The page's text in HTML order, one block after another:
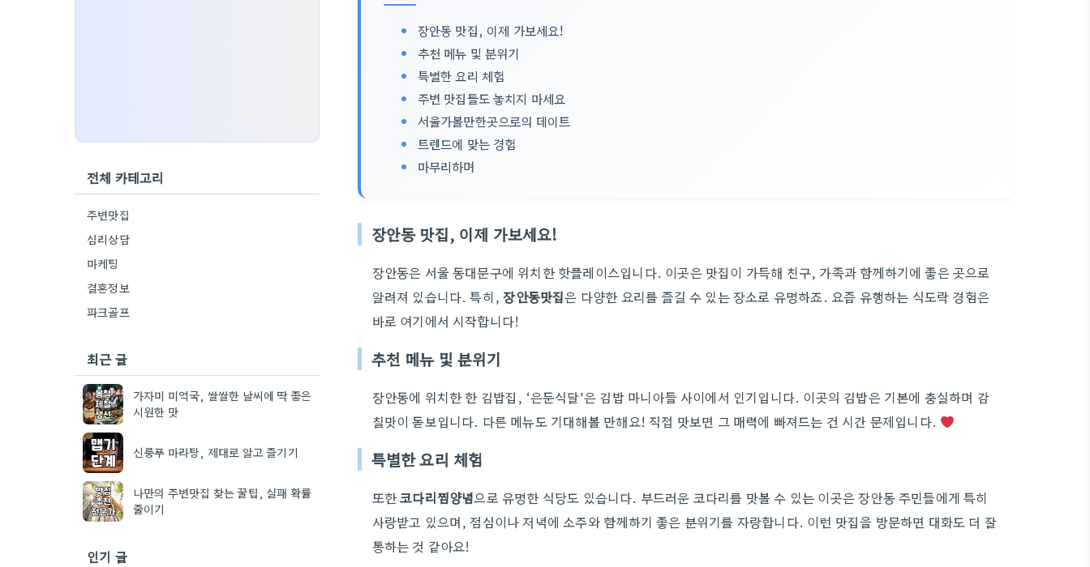
장안동 맛집, 이제 가보세요!
추천 메뉴 및 분위기
특별한 요리 체험
주변 맛집들도 놓치지 마세요
서울가볼만한곳으로의 데이트
트렌드에 맞는 경험
마무리하며
장안동 맛집, 이제 가보세요!
장안동은 서울 동대문구에 위치한 핫플레이스입니다. 이곳은 맛집이 가득해 친구, 가족과 함께하기에 좋은 곳으로
알려져 있습니다. 특히,장안동맛집은 다양한 요리를 즐길 수 있는 장소로 유명하죠. 요즘 유행하는 식도락 경험은
바로 여기에서 시작합니다!
추천 메뉴 및 분위기
장안동에 위치한 한 김밥집, ‘은둔식달’은 김밥 마니아들 사이에서 인기입니다. 이곳의 김밥은 기본에 충실하며 감
칠맛이 돋보입니다. 다른 메뉴도 기대해볼 만해요! 직접 맛보면 그 매력에 빠져드는 건 시간 문제입니다.
특별한 요리 체험
또한코다리찜양념으로 유명한 식당도 있습니다. 부드러운 코다리를 맛볼 수 있는 이곳은 장안동 주민들에게 특히
사랑받고 있으며, 점심이나 저녁에 소주와 함께하기 좋은 분위기를 자랑합니다. 이런 맛집을 방문하면 대화도 더 잘
통하는 것 같아요!
전체 카테고리
주변맛집
심리상담
마케팅
결혼정보
파크골프
최근 글
가자미 미역국, 쌀쌀한 날씨에 딱 좋은
시원한 맛
신룽푸 마라탕, 제대로 알고 즐기기
나만의 주변맛집 찾는 꿀팁, 실패 확률
줄이기
인기 글